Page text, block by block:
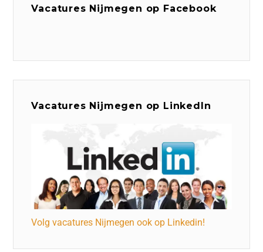
Vacatures Nijmegen op Facebook
Vacatures Nijmegen op LinkedIn
Volg vacatures Nijmegen ook op Linkedin!